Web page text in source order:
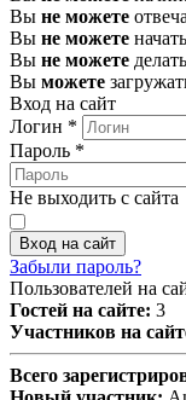
Вы не можете
Вы не можете
Вы не можете
Вы можете
Вход на сайт
Логин *
Пароль *
Не выходить с сайта
Вход на сайт
Забыли пароль?
Пользователей на
Гостей на сайте: 3
Участников на
Всего